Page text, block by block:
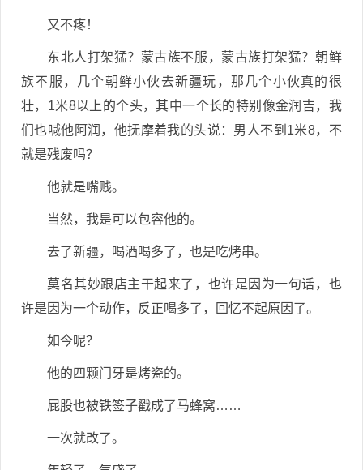
又不疼！
东北人打架猛？蒙古族不服，蒙古族打架猛？朝鲜
族不服，几个朝鲜小伙去新疆玩，那几个小伙真的很
壮，1米8以上的个头，其中一个长的特别像金润吉，我
们也喊他阿润，他抚摩着我的头说：男人不到1米8，不
就是残废吗？
他就是嘴贱。
当然，我是可以包容他的。
去了新疆，喝酒喝多了，也是吃烤串。
莫名其妙跟店主干起来了，也许是因为一句话，也
许是因为一个动作，反正喝多了，回忆不起原因了。
如今呢？
他的四颗门牙是烤瓷的。
屁股也被铁签子戳成了马蜂窝……
一次就改了。